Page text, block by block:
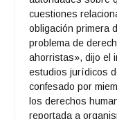
cuestiones
obligación primera
problema de
ahorristas», dijo el
estudios jurídicos
confesado por
los derechos
reportada a